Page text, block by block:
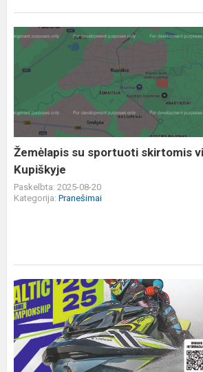
Žemėlapis
su
sportuoti
skirtomis
vietomis
Kupiškyje
Žemėlapis su sportuoti skirtomis
Kupiškyje
Paskelbta: 2025-08-20
Kategorija: Pranešimai
Vandens
motociklai
grįžta
į
Kupiškį